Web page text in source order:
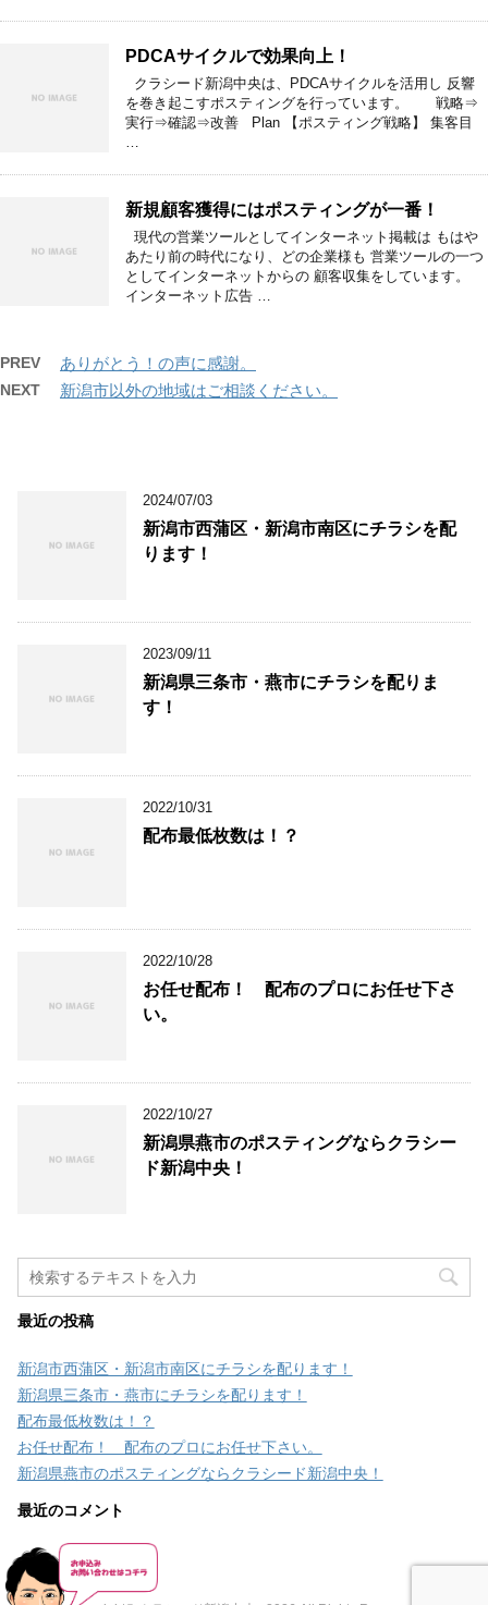
PDCAサイクルで効果向上！
クラシード新潟中央は、PDCAサイクルを活用し 反響
を巻き起こすポスティングを行っています。 戦略⇒
実行⇒確認⇒改善 Plan 【ポスティング戦略】 集客目
…
新規顧客獲得にはポスティングが一番！
現代の営業ツールとしてインターネット掲載は もはや
あたり前の時代になり、どの企業様も 営業ツールの一つ
としてインターネットからの 顧客収集をしています。
インターネット広告 …
PREV ありがとう！の声に感謝。
NEXT 新潟市以外の地域はご相談ください。
2024/07/03
新潟市西蒲区・新潟市南区にチラシを配
ります！
2023/09/11
新潟県三条市・燕市にチラシを配りま
す！
2022/10/31
配布最低枚数は！？
2022/10/28
お任せ配布！ 配布のプロにお任せ下さ
い。
2022/10/27
新潟県燕市のポスティングならクラシー
ド新潟中央！
最近の投稿
新潟市西蒲区・新潟市南区にチラシを配ります！
新潟県三条市・燕市にチラシを配ります！
配布最低枚数は！？
お任せ配布！ 配布のプロにお任せ下さい。
新潟県燕市のポスティングならクラシード新潟中央！
最近のコメント